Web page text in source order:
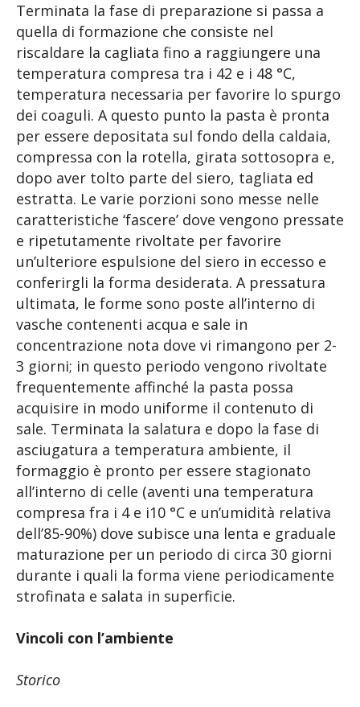
Terminata la fase di preparazione si passa a
quella di formazione che consiste nel
riscaldare la cagliata fino a raggiungere una
temperatura compresa tra i 42 e i 48 °C,
temperatura necessaria per favorire lo spurgo
dei coaguli. A questo punto la pasta è pronta
per essere depositata sul fondo della caldaia,
compressa con la rotella, girata sottosopra e,
dopo aver tolto parte del siero, tagliata ed
estratta. Le varie porzioni sono messe nelle
caratteristiche ‘fascere’ dove vengono pressate
e ripetutamente rivoltate per favorire
un’ulteriore espulsione del siero in eccesso e
conferirgli la forma desiderata. A pressatura
ultimata, le forme sono poste all’interno di
vasche contenenti acqua e sale in
concentrazione nota dove vi rimangono per 2-
3 giorni; in questo periodo vengono rivoltate
frequentemente affinché la pasta possa
acquisire in modo uniforme il contenuto di
sale. Terminata la salatura e dopo la fase di
asciugatura a temperatura ambiente, il
formaggio è pronto per essere stagionato
all’interno di celle (aventi una temperatura
compresa fra i 4 e i10 °C e un’umidità relativa
dell’85-90%) dove subisce una lenta e graduale
maturazione per un periodo di circa 30 giorni
durante i quali la forma viene periodicamente
strofinata e salata in superficie.
Vincoli con l’ambiente
Storico